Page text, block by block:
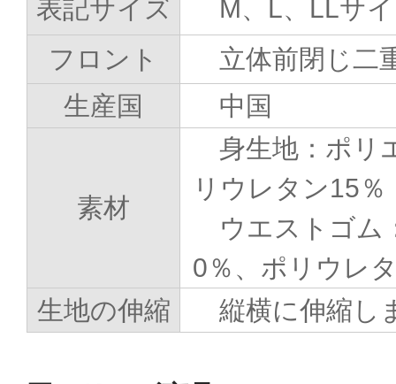
表記サイズ
M、L、LLサ
フロント
立体前閉じ二
生産国
中国
素材
身生地：ポリ
リウレタン15％
ウエストゴム
0％、ポリウレ
生地の伸縮
縦横に伸縮し